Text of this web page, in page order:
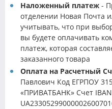
Наложенный платеж -
отделении Новая Почта
учитывать, что при
вы будете оплачивать
платеж, которая
заказанного товара
Оплата на Расчетный
Павлович Код ЕГРПОУ
«ПРИВАТБАНК» Счет IBAN